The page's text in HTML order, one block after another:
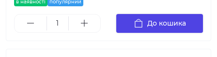
в наявності популярний
До кошика